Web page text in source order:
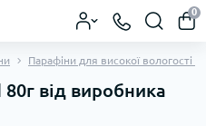
0
Парафіни для високої вологості
від виробника